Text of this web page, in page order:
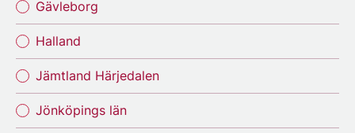
Gävleborg
Halland
Jämtland Härjedalen
Jönköpings län